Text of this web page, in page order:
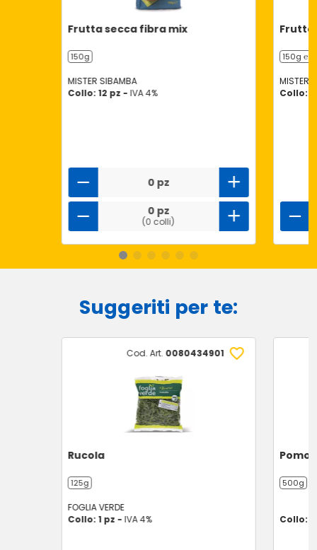
Frutta secca fibra mix
150g
MISTER SIBAMBA
Collo: 12 pz - IVA 4%
0 pz
0 pz
(0 colli)
Frutta
150g ℮
MISTER
Collo:
Suggeriti per te:
Cod. Art. 0080434901
Rucola
125g
FOGLIA VERDE
Collo: 1 pz - IVA 4%
500g
Collo: